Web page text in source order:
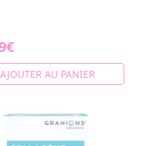
AJOUTER AU PANIER